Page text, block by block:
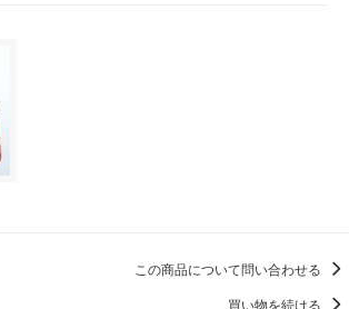
この商品について問い合わせる
買い物を続ける